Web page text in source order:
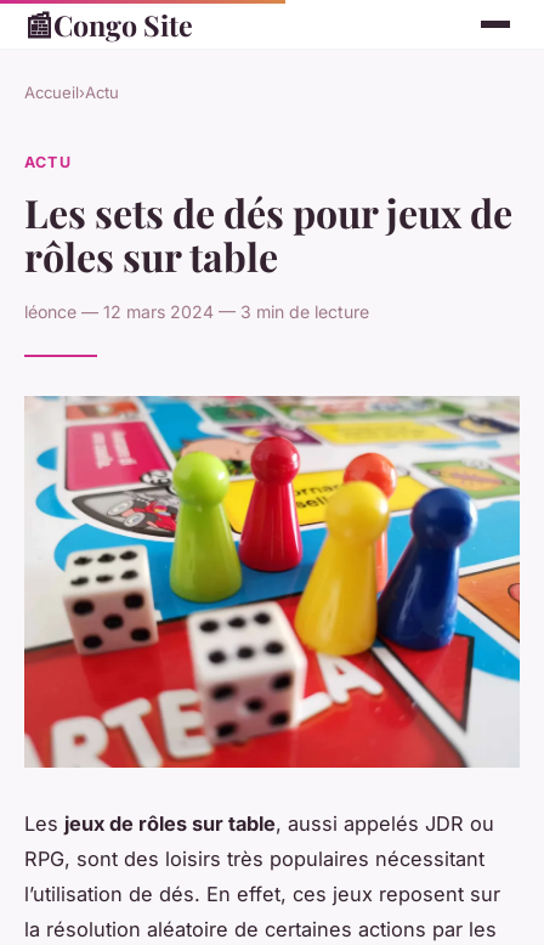
📰Congo Site
Accueil›Actu
ACTU
Les sets de dés pour jeux de
rôles sur table
léonce — 12 mars 2024 — 3 min de lecture
Les jeux de rôles sur table, aussi appelés JDR ou
RPG, sont des loisirs très populaires nécessitant
l’utilisation de dés. En effet, ces jeux reposent sur
la résolution aléatoire de certaines actions par les